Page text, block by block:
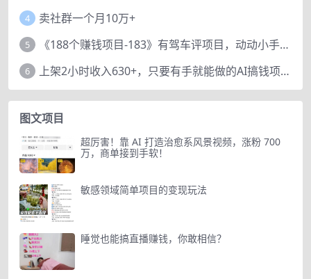
4 卖社群一个月10万+
5 《188个赚钱项目-183》有驾车评项目，动动小手，复制粘贴赚44元！
6 上架2小时收入630+，只要有手就能做的AI搞钱项目，奶奶看完都能学会!
图文项目
超厉害！靠 AI 打造治愈系风景视频，涨粉 700
万，商单接到手软！
敏感领域简单项目的变现玩法
睡觉也能搞直播赚钱，你敢相信？